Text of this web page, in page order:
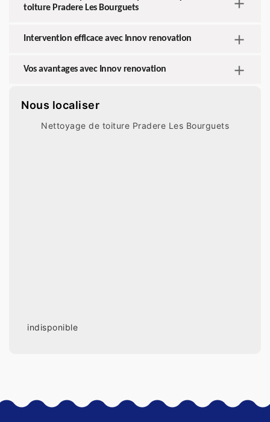
toiture Pradere Les Bourguets
Intervention efficace avec Innov renovation
Vos avantages avec Innov renovation
Nous localiser
Nettoyage de toiture Pradere Les Bourguets
indisponible